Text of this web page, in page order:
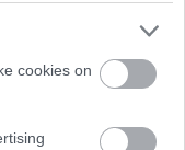
cookies on
ügyben